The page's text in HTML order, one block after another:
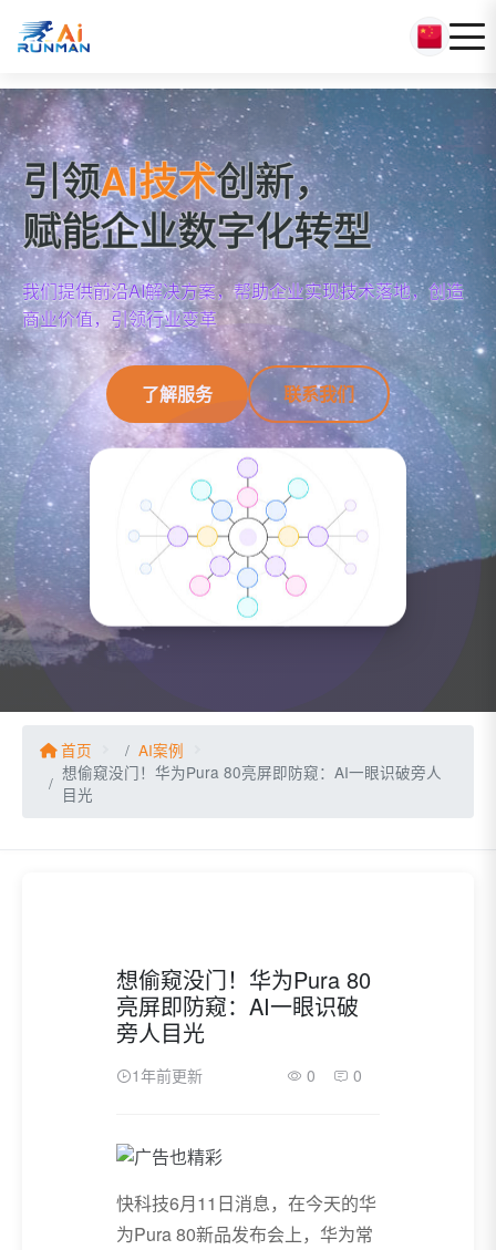
引领AI技术创新，
赋能企业数字化转型
我们提供前沿AI解决方案，帮助企业实现技术落地，创造
商业价值，引领行业变革
了解服务 联系我们
首页
AI案例
想偷窥没门！华为Pura 80亮屏即防窥：AI一眼识破旁人
目光
想偷窥没门！华为Pura 80
亮屏即防窥：AI一眼识破
旁人目光
1年前更新 0 0
快科技6月11日消息，在今天的华
为Pura 80新品发布会上，华为常